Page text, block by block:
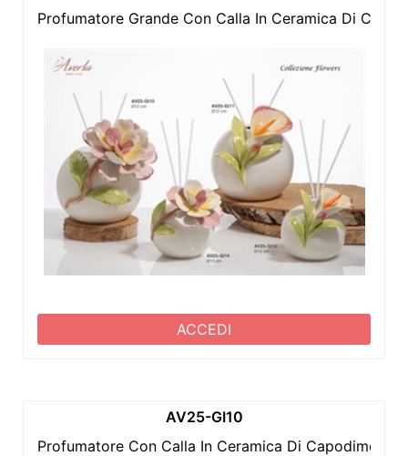
Profumatore Grande Con Calla In Ceramica Di
ACCEDI
AV25-GI10
Profumatore Con Calla In Ceramica Di Capodimonte